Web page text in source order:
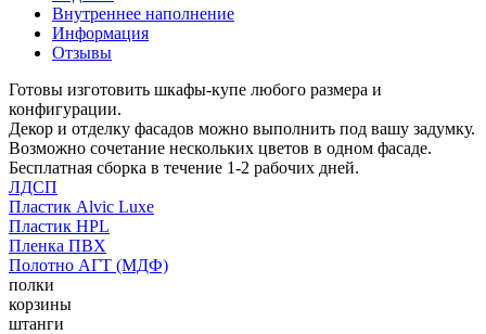
Внутреннее наполнение
Информация
Отзывы
Готовы изготовить шкафы-купе любого размера и
конфигурации.
Декор и отделку фасадов можно выполнить под вашу задумку.
Возможно сочетание нескольких цветов в одном фасаде.
Бесплатная сборка в течение 1-2 рабочих дней.
ЛДСП
Пластик Alvic Luxe
Пластик HPL
Пленка ПВХ
Полотно АГТ (МДФ)
полки
корзины
штанги